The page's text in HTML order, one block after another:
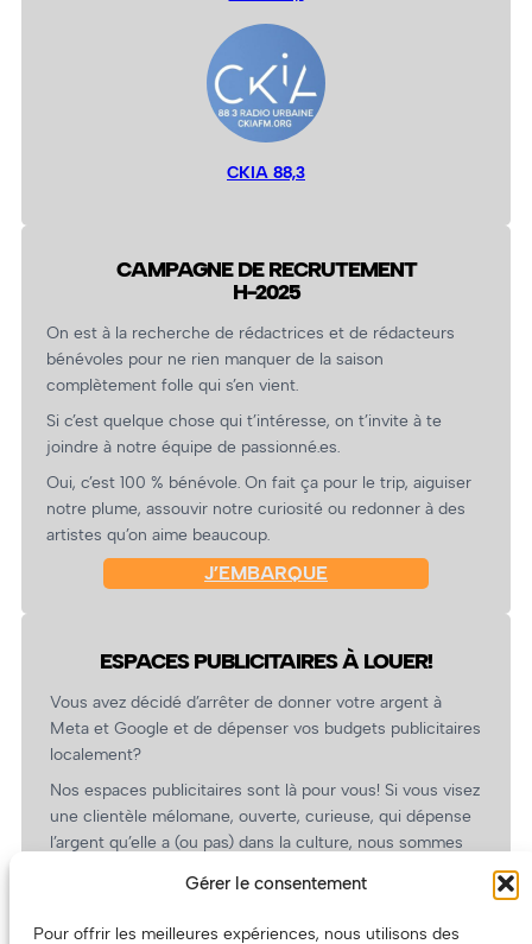
Gérer le consentement
Pour offrir les meilleures expériences, nous utilisons des
CKIA 88,3
CAMPAGNE DE RECRUTEMENT
H-2025
On est à la recherche de rédactrices et de rédacteurs
bénévoles pour ne rien manquer de la saison
complètement folle qui s’en vient.
Si c’est quelque chose qui t’intéresse, on t’invite à te
joindre à notre équipe de passionné.es.
Oui, c’est 100 % bénévole. On fait ça pour le trip, aiguiser
notre plume, assouvir notre curiosité ou redonner à des
artistes qu’on aime beaucoup.
J’EMBARQUE
ESPACES PUBLICITAIRES À LOUER!
Vous avez décidé d’arrêter de donner votre argent à
Meta et Google et de dépenser vos budgets publicitaires
localement?
Nos espaces publicitaires sont là pour vous! Si vous visez
une clientèle mélomane, ouverte, curieuse, qui dépense
l’argent qu’elle a (ou pas) dans la culture, nous sommes
revient.